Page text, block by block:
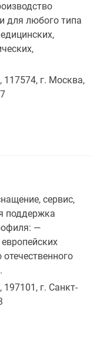
для любого типа
117574, г. Москва,
сервис,
поддержка
—
197101, г. Санкт-